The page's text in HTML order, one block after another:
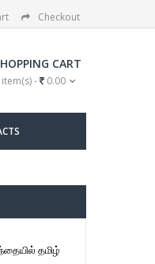
Checkout
CART
item(s) - 0.00
தமிழ்